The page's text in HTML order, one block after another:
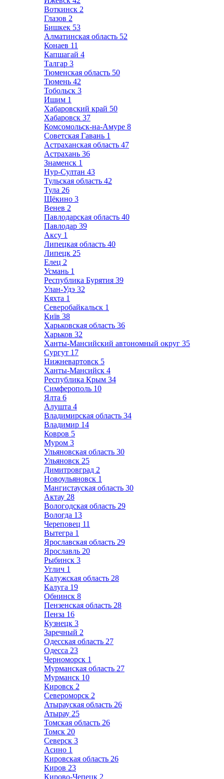
Воткинск 2
Глазов 2
Бишкек 53
Алматинская область 52
Конаев 11
Капшагай 4
Талгар 3
Тюменская область 50
Тюмень 42
Тобольск 3
Ишим 1
Хабаровский край 50
Хабаровск 37
Комсомольск-на-Амуре 8
Советская Гавань 1
Астраханская область 47
Астрахань 36
Знаменск 1
Нур-Султан 43
Тульская область 42
Тула 26
Щёкино 3
Венев 2
Павлодарская область 40
Павлодар 39
Аксу 1
Липецкая область 40
Липецк 25
Елец 2
Усмань 1
Республика Бурятия 39
Улан-Удэ 32
Кяхта 1
Северобайкальск 1
Київ 38
Харьковская область 36
Харьков 32
Ханты-Мансийский автономный округ 35
Сургут 17
Нижневартовск 5
Ханты-Мансийск 4
Республика Крым 34
Симферополь 10
Ялта 6
Алушта 4
Владимирская область 34
Владимир 14
Ковров 5
Муром 3
Ульяновская область 30
Ульяновск 25
Димитровград 2
Новоульяновск 1
Мангистауская область 30
Актау 28
Вологодская область 29
Вологда 13
Череповец 11
Вытегра 1
Ярославская область 29
Ярославль 20
Рыбинск 3
Углич 1
Калужская область 28
Калуга 19
Обнинск 8
Пензенская область 28
Пенза 16
Кузнецк 3
Заречный 2
Одесская область 27
Одесса 23
Черноморск 1
Мурманская область 27
Мурманск 10
Кировск 2
Североморск 2
Атырауская область 26
Атырау 25
Томская область 26
Томск 20
Северск 3
Асино 1
Кировская область 26
Киров 23
Кирово-Чепецк 2